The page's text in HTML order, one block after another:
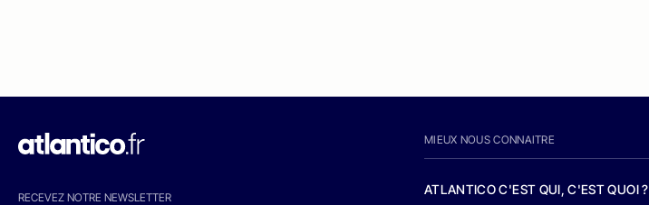
RECEVEZ NOTRE NEWSLETTER
MIEUX NOUS CONNAITRE
ATLANTICO C'EST QUI, C'EST QUOI ?